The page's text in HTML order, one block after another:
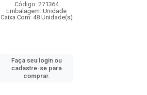
Código: 271364
Embalagem: Unidade
Caixa Com: 48 Unidade(s)
Faça seu login ou
cadastre-se para
comprar.